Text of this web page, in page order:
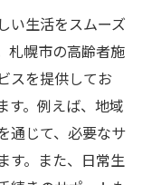
い生活をスムーズ
札幌市の高齢者施
スを提供してお
す。例えば、地域
通じて、必要なサ
す。また、日常生